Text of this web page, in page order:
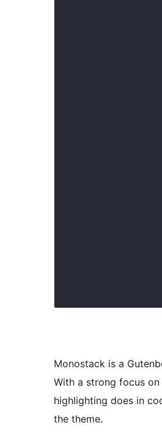
Monostack is a
With a strong focus
highlighting does in
the theme.